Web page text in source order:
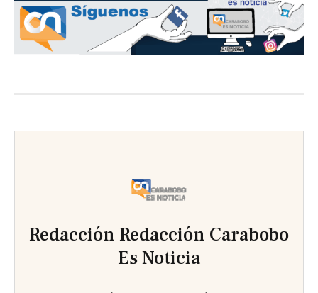
Previous
slide
Next
slide
Redacción Redacción Carabobo
Es Noticia